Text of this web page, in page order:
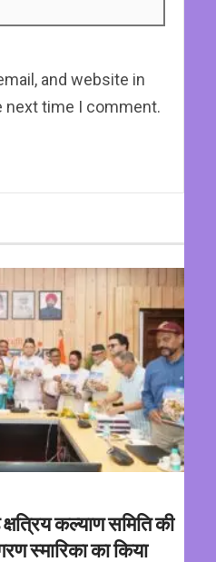
and website in
time I comment.
कल्याण समिति की
स्मारिका का किया